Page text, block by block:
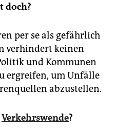
doch?
per se als gefährlich
verhindert keinen
und Kommunen
ergreifen, um Unfälle
abzustellen.
Verkehrswende?